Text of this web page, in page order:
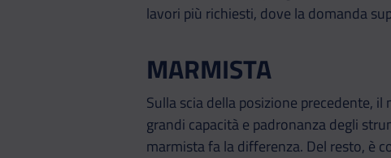
lavori più richiesti, dove la domanda
MARMISTA
Sulla scia della posizione precedente,
grandi capacità e padronanza degli
marmista fa la differenza. Del resto, è